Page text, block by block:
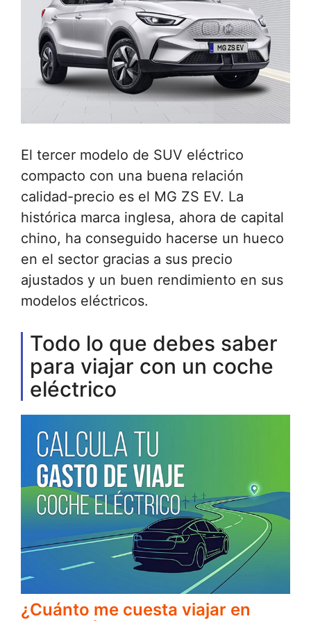
El tercer modelo de SUV eléctrico
compacto con una buena relación
calidad-precio es el MG ZS EV. La
histórica marca inglesa, ahora de capital
chino, ha conseguido hacerse un hueco
en el sector gracias a sus precio
ajustados y un buen rendimiento en sus
modelos eléctricos.
Todo lo que debes saber
para viajar con un coche
eléctrico
¿Cuánto me cuesta viajar en